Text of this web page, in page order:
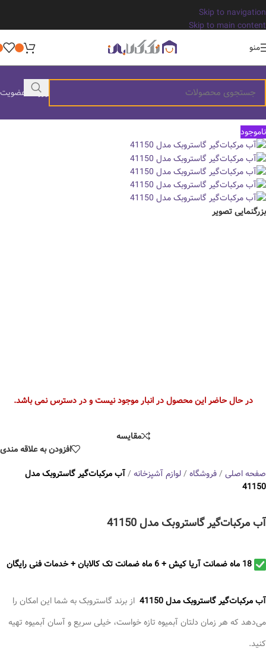
Skip to navigation
Skip to main content
منو
ورود / عضویت
ناموجود
بزرگنمایی تصویر
صفحه اصلی /فروشگاه /لوازم آشپزخانه /آب مرکبات‌گیر گاستروبک مدل
41150
آب مرکبات‌گیر گاستروبک مدل 41150
آب مرکبات‌گیر گاستروبک مدل 41150
از برند گاستروبک به شما این امکان را
می‌دهد که هر زمان دلتان آبمیوه تازه خواست، خیلی سریع و آسان آبمیوه تهیه
کنید.
در حال حاضر این محصول در انبار موجود نیست و در دسترس نمی باشد.
مقایسه
افزودن به علاقه مندی